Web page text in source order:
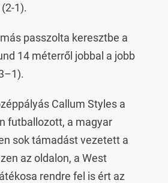
1).
passzolta keresztbe a
14 méterről jobbal a jobb
Callum Styles a
futballozott, a magyar
sok támadást vezetett a
az oldalon, a West
rendre fel is ért az